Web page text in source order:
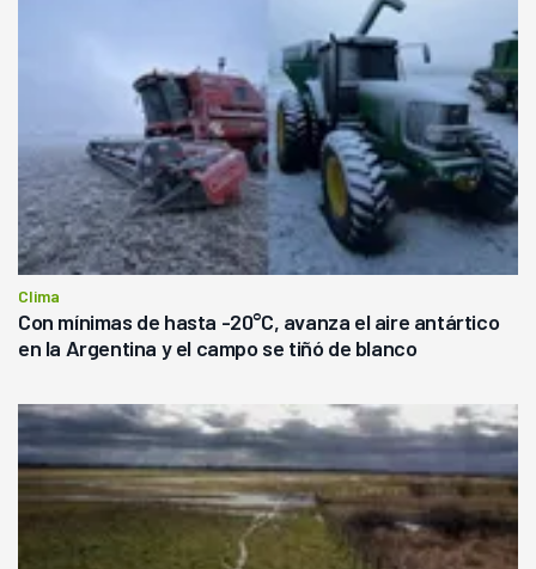
Clima
Con mínimas de hasta -20°C, avanza el aire antártico
en la Argentina y el campo se tiñó de blanco